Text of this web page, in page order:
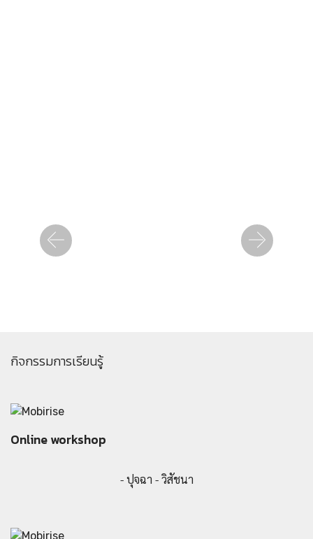
Previous Next
กิจกรรมการเรียนรู้
Online workshop
- ปุจฉา - วิสัชนา